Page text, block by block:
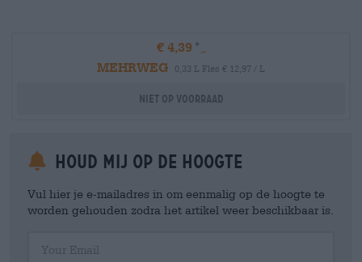
€ 4,39
MEHRWEG
0,33 L Fles € 12,97 / L
Niet op voorraad
Houd mij op de hoogte
Vul hier je e-mailadres in om eenmalig op de hoogte te
worden gehouden zodra het artikel weer beschikbaar is.